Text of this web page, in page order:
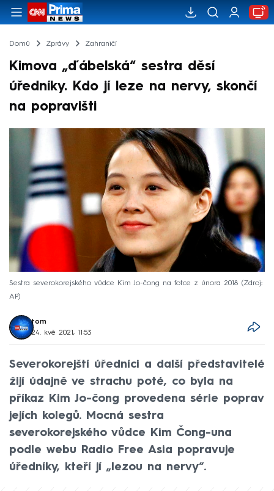
Domů Zprávy Zahraničí
Kimova „ďábelská“ sestra děsí
úředníky. Kdo jí leze na nervy, skončí
na popravišti
Sestra severokorejského vůdce Kim Jo-čong na fotce z února 2018
Zdroj:
AP
tom
24. kvě 2021, 11:53
Severokorejští úředníci a další představitelé
žijí údajně ve strachu poté, co byla na
příkaz Kim Jo-čong provedena série poprav
jejích kolegů. Mocná sestra
severokorejského vůdce Kim Čong-una
podle webu Radio Free Asia popravuje
úředníky, kteří jí „lezou na nervy“.